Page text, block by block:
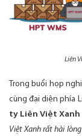
Liên
Trong buổi họp
cùng đại diện phía
ty Liên Việt
Việt Xanh rất hài